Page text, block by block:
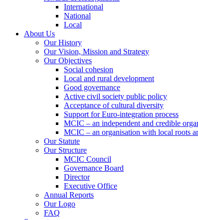
International
National
Local
About Us
Our History
Our Vision, Mission and Strategy
Our Objectives
Social cohesion
Local and rural development
Good governance
Active civil society public policy
Acceptance of cultural diversity
Support for Euro-integration process
MCIC – an independent and credible
MCIC – an organisation with local roots
Our Statute
Our Structure
MCIC Council
Governance Board
Director
Executive Office
Annual Reports
Our Logo
FAQ